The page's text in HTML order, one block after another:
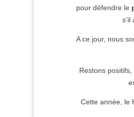
pour défendre le
A ce jour, nous
Restons
Cette année, le